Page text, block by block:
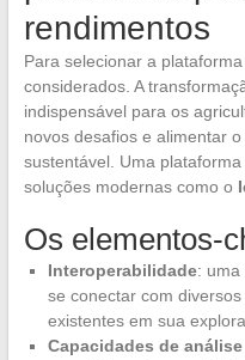
rendimentos
Para selecionar a
considerados. A
indispensável para os
novos desafios e alimentar
sustentável. Uma
soluções modernas como o
Os elementos-
Interoperabilidade: uma
se conectar com
existentes em sua
Capacidades de